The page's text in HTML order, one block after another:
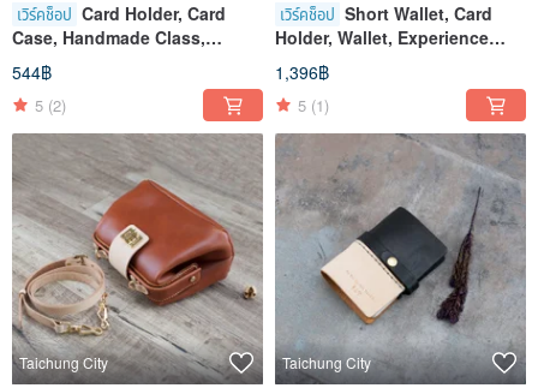
เวิร์คช็อป Card Holder, Card
Case, Handmade Class,
Experience Class, Taichung,
Shen Ji New Village
544฿
5 (2)
เวิร์คช็อป Short Wallet, Card
Holder, Wallet, Experience
Course, Taichung Shen Ji
Store
1,396฿
5 (1)
Taichung City Taichung City